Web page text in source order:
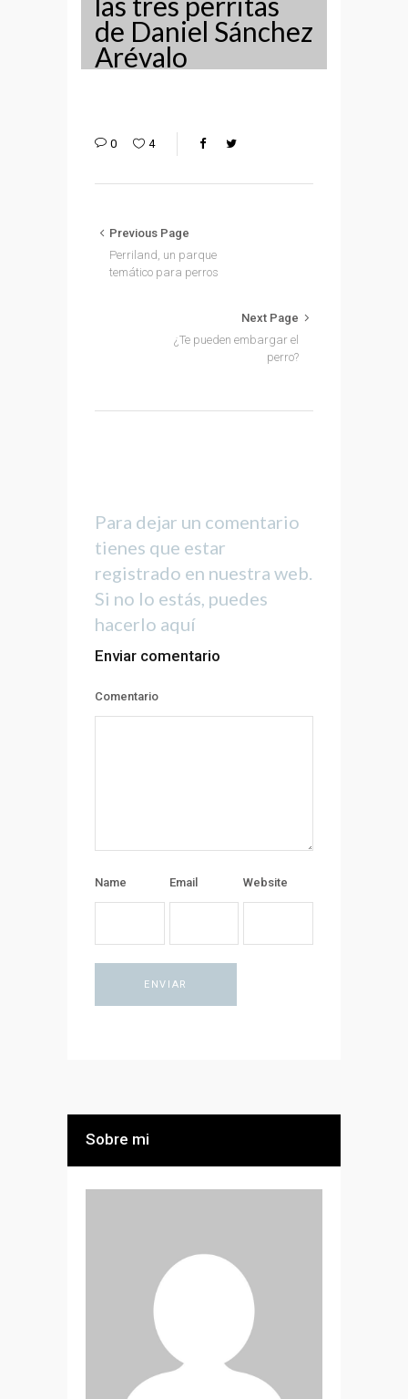
de Daniel Sánchez
Arévalo
0 4
Previous Page
Perriland, un parque
temático para perros
Next Page
¿Te pueden embargar el
perro?
Para dejar un comentario
tienes que estar
registrado en nuestra web.
Si no lo estás, puedes
hacerlo aquí
Enviar comentario
Comentario
Name Email Website
Sobre mi